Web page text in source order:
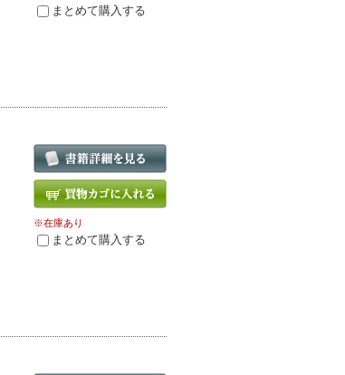
まとめて購入する
※在庫あり
まとめて購入する